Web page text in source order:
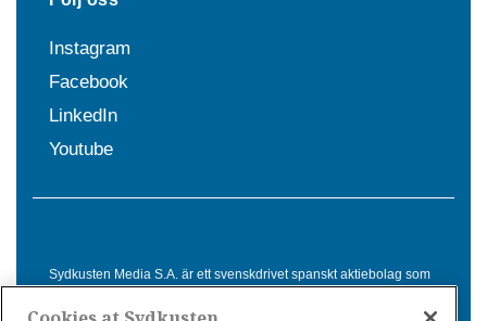
Instagram
Facebook
LinkedIn
Youtube
Sydkusten Media S.A. är ett svenskdrivet spanskt aktiebolag som
Spanien. Genom nyhetsbevakning av hela Spanien, med bas på